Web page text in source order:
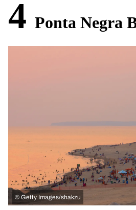
4 Ponta Negra
© Getty Images/shakzu